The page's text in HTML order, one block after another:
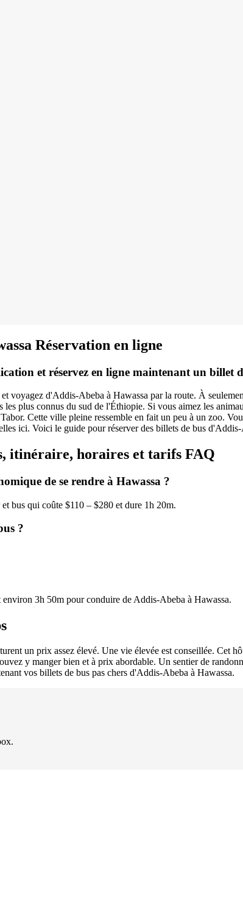
Réservation en ligne
et réservez en ligne maintenant un billet
voyagez d'Addis-Abeba à Hawassa par la route. À
plus connus du sud de l'Éthiopie. Si vous aimez les
Cette ville pleine ressemble en fait un peu à un zoo.
ici. Voici le guide pour réserver des billets de bus
itinéraire, horaires et tarifs FAQ
de se rendre à Hawassa ?
et bus qui coûte $110 – $280 et dure 1h 20m.
?
3h 50m pour conduire de Addis-Abeba à Hawassa.
un prix assez élevé. Une vie élevée est conseillée. Cet
y manger bien et à prix abordable. Un sentier de
vos billets de bus pas chers d'Addis-Abeba à Hawassa.